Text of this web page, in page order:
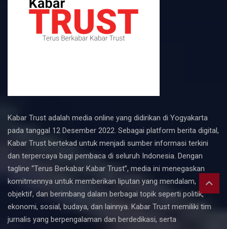
Kabar Trust adalah media online yang didirikan di Yogyakarta
pada tanggal 12 Desember 2022. Sebagai platform berita digital,
Kabar Trust bertekad untuk menjadi sumber informasi terkini
dan terpercaya bagi pembaca di seluruh Indonesia. Dengan
tagline “Terus Berkabar Kabar Trust”, media ini menegaskan
komitmennya untuk memberikan liputan yang mendalam,
objektif, dan berimbang dalam berbagai topik seperti politik,
ekonomi, sosial, budaya, dan lainnya. Kabar Trust memiliki tim
jurnalis yang berpengalaman dan berdedikasi, serta